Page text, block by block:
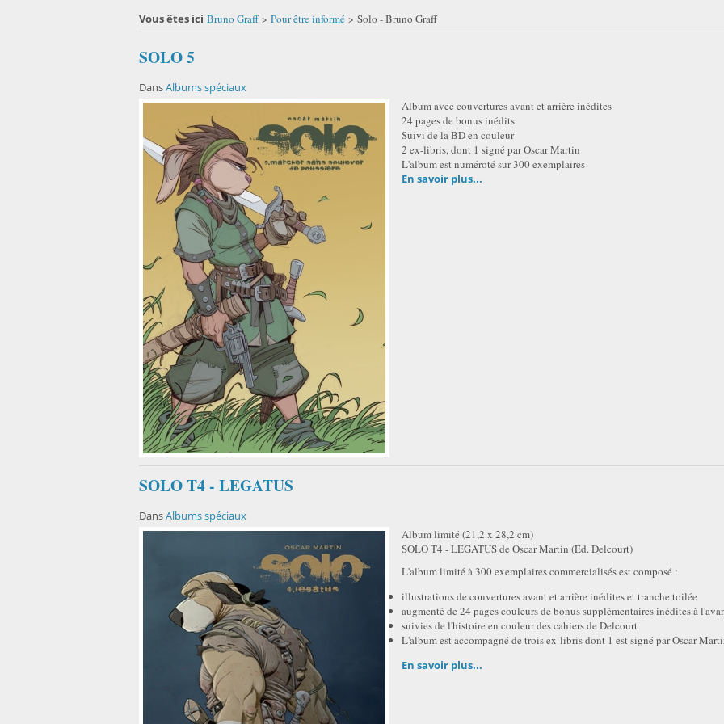
Vous êtes ici Bruno Graff > Pour être informé > Solo - Bruno Graff
SOLO 5
DansAlbums spéciaux
Album avec couvertures avant et arrière inédites
24 pages de bonus inédits
Suivi de la BD en couleur
2 ex-libris, dont 1 signé par Oscar Martin
L'album est numéroté sur 300 exemplaires
En savoir plus...
SOLO T4 - LEGATUS
DansAlbums spéciaux
Album limité (21,2 x 28,2 cm)
SOLO T4 - LEGATUS de Oscar Martin (Ed. Delcourt)
L'album limité à 300 exemplaires commercialisés est composé :
illustrations de couvertures avant et arrière inédites et tranche toilée
augmenté de 24 pages couleurs de bonus supplémentaires inédites à
suivies de l'histoire en couleur des cahiers de Delcourt
L'album est accompagné de trois ex-libris dont 1 est signé par Oscar
En savoir plus...